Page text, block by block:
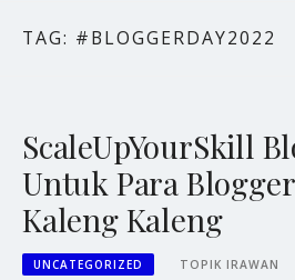
TAG: #BLOGGERDAY2022
ScaleUpYourSkill
Untuk Para
Kaleng Kaleng
UNCATEGORIZED TOPIK IRAWAN